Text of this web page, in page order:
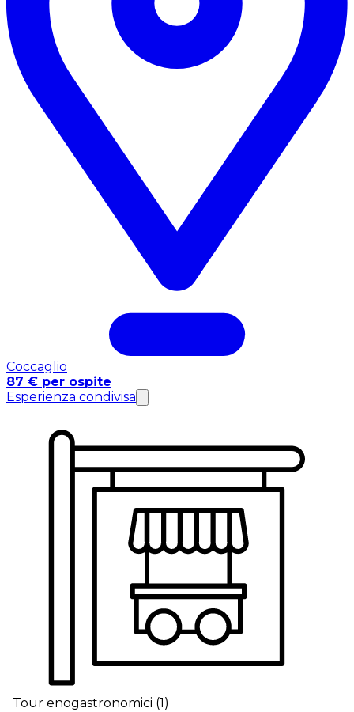
Coccaglio
87 € per ospite
Esperienza condivisa
Tour enogastronomici (1 )